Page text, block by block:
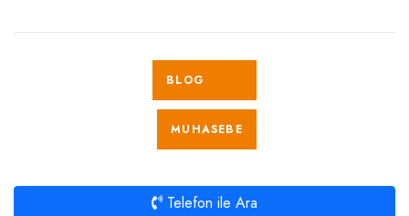
BLOG
MUHASEBE
Telefon ile Ara